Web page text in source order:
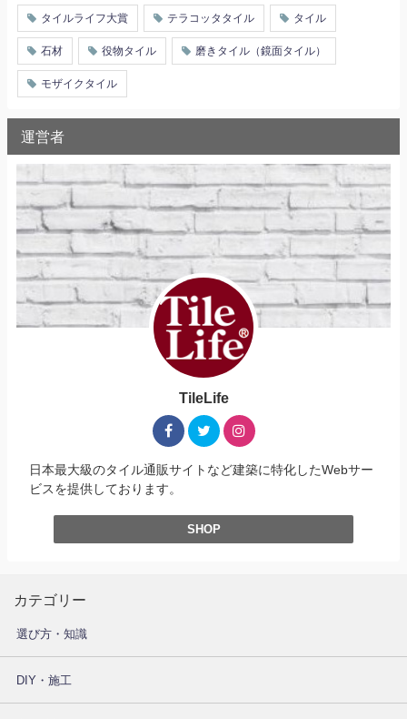
タイルライフ大賞 テラコッタタイル タイル
石材 役物タイル 磨きタイル（鏡面タイル）
モザイクタイル
運営者
TileLife
日本最大級のタイル通販サイトなど建築に特化したWebサー
ビスを提供しております。
SHOP
カテゴリー
選び方・知識
DIY・施工